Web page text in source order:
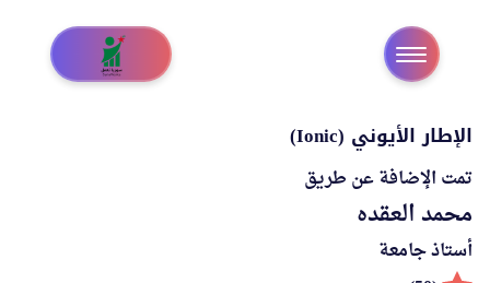
الإطار الأيوني (Ionic)
تمت الإضافة عن طريق
محمد العقده
أستاذ جامعة